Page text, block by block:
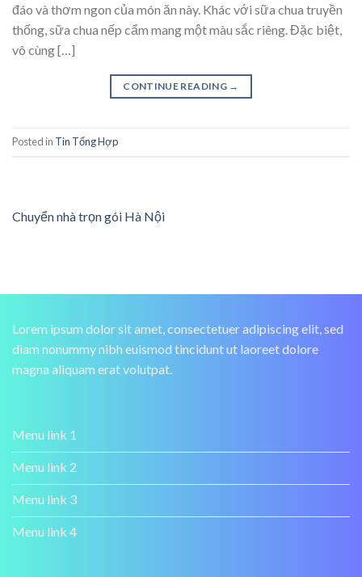
đáo và thơm ngon của món ăn này. Khác với sữa chua truyền
thống, sữa chua nếp cẩm mang một màu sắc riêng. Đặc biệt,
vô cùng […]
CONTINUE READING →
Posted in Tin Tổng Hợp
Chuyển nhà trọn gói Hà Nội
Lorem ipsum dolor sit amet, consectetuer adipiscing elit, sed
diam nonummy nibh euismod tincidunt ut laoreet dolore
magna aliquam erat volutpat.
Menu link 1
Menu link 2
Menu link 3
Menu link 4